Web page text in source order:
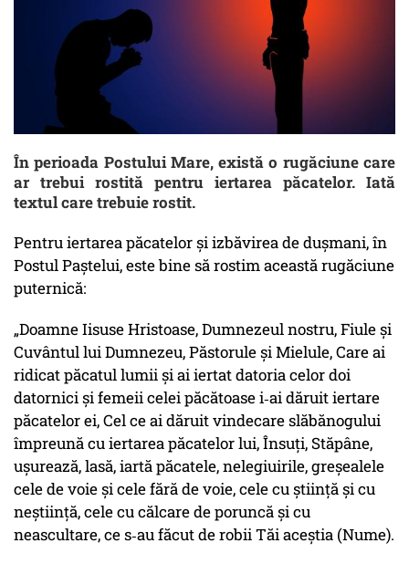
În perioada Postului Mare, există o rugăciune care
ar trebui rostită pentru iertarea păcatelor. Iată
textul care trebuie rostit.
Pentru iertarea păcatelor și izbăvirea de dușmani, în
Postul Paștelui, este bine să rostim această rugăciune
puternică:
„Doamne Iisuse Hristoase, Dumnezeul nostru, Fiule şi
Cuvântul lui Dumnezeu, Păstorule şi Mielule, Care ai
ridicat păcatul lumii şi ai iertat datoria celor doi
datornici şi femeii celei păcătoase i‑ai dăruit iertare
păcatelor ei, Cel ce ai dăruit vindecare slăbănogului
împreună cu iertarea păcatelor lui, Însuţi, Stăpâne,
uşurează, lasă, iartă păcatele, nelegiuirile, greşealele
cele de voie şi cele fără de voie, cele cu ştiinţă şi cu
neştiinţă, cele cu călcare de poruncă şi cu
neascultare, ce s‑au făcut de robii Tăi aceştia (Nume).